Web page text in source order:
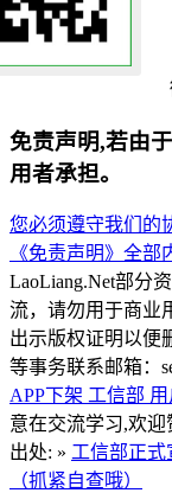
免责声明,若由
用者承担。
您必须遵守我们的
《免责声明》全部
LaoLiang.Net部分
流，请勿用于商业
出示版权证明以便
等事务联系邮箱：
APP下架 工信部
意在交流学习,欢
出处: » 工信部正式
（抓紧自查哦）